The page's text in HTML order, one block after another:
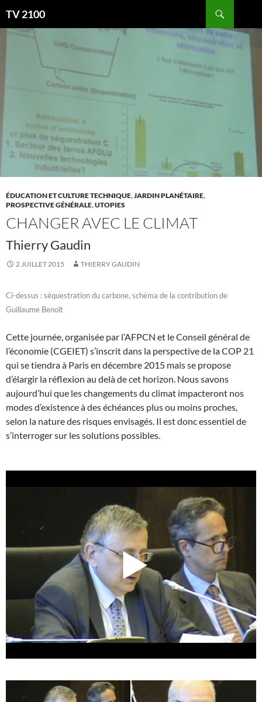
au
contenu
TV 2100
ÉDUCATION ET CULTURE TECHNIQUE,JARDIN PLANÉTAIRE,
PROSPECTIVE GÉNÉRALE,UTOPIES
CHANGER AVEC LE CLIMAT
Thierry Gaudin
2 JUILLET 2015 THIERRY GAUDIN
Ci-dessus : séquestration du carbone, schéma de la contribution de
Guillaume Benoît
Cette journée, organisée par l’AFPCN et le Conseil général de
l’économie (CGEIET) s’inscrit dans la perspective de la COP 21
qui se tiendra à Paris en décembre 2015 mais se propose
d’élargir la réflexion au delà de cet horizon. Nous savons
aujourd’hui que les changements du climat impacteront nos
modes d’existence à des échéances plus ou moins proches,
selon la nature des risques envisagés. Il est donc essentiel de
s’interroger sur les solutions possibles.